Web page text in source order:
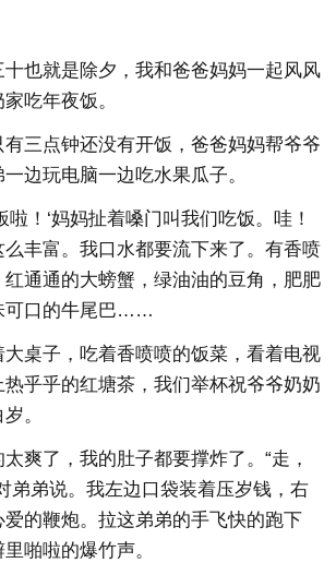
也就是除夕，我和爸爸妈妈一起风风
吃年夜饭。
三点钟还没有开饭，爸爸妈妈帮爷爷
边玩电脑一边吃水果瓜子。
啦！‘妈妈扯着嗓门叫我们吃饭。哇！
丰富。我口水都要流下来了。有香喷
通通的大螃蟹，绿油油的豆角，肥肥
可口的牛尾巴……
桌子，吃着香喷喷的饭菜，看着电视
乎乎的红塘茶，我们举杯祝爷爷奶奶
。
爽了，我的肚子都要撑炸了。“走，
弟弟说。我左边口袋装着压岁钱，右
的鞭炮。拉这弟弟的手飞快的跑下
啪啦的爆竹声。